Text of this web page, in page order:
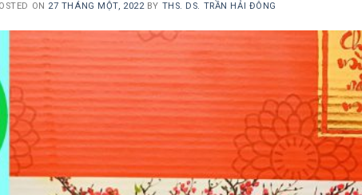
ON 27 THÁNG MỘT, 2022BY THS. DS. TRẦN HẢI ĐÔNG